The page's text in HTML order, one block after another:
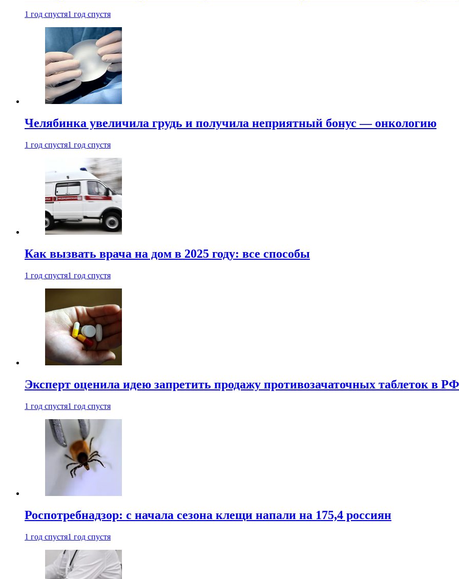
1 год спустя1 год спустя
Челябинка увеличила грудь и получила неприятный бонус — онкологию
1 год спустя1 год спустя
Как вызвать врача на дом в 2025 году: все способы
1 год спустя1 год спустя
Эксперт оценила идею запретить продажу противозачаточных таблеток в РФ
1 год спустя1 год спустя
Роспотребнадзор: с начала сезона клещи напали на 175,4 россиян
1 год спустя1 год спустя